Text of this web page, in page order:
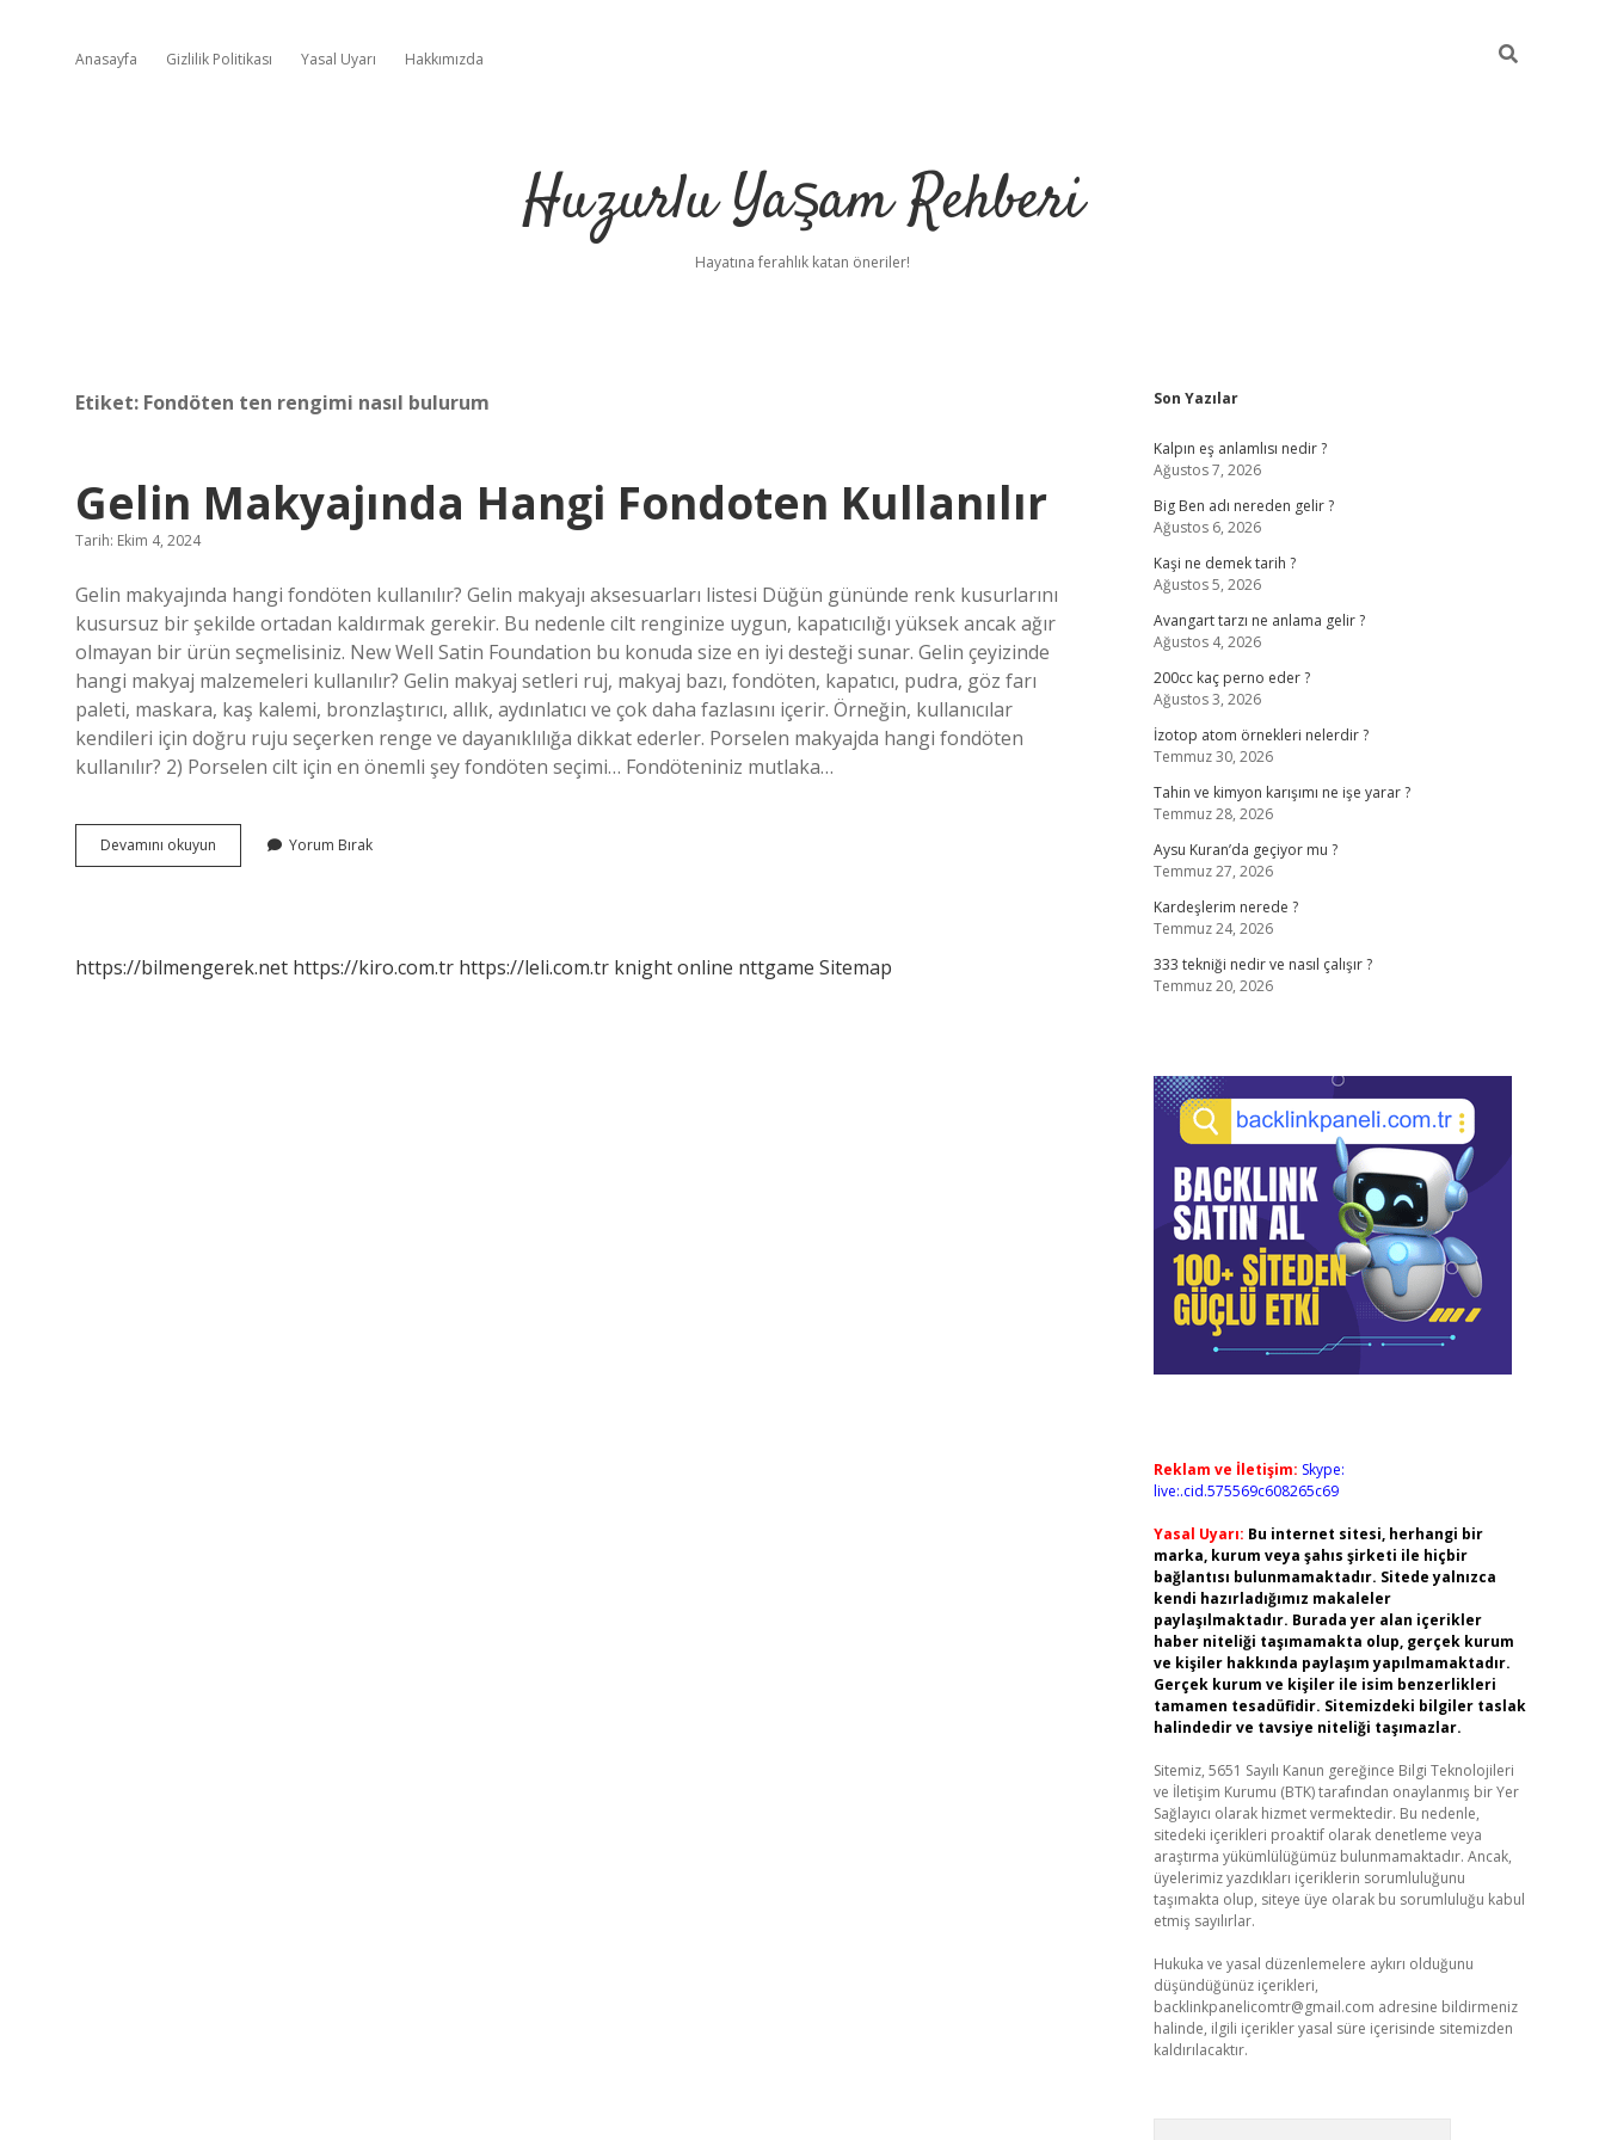
Anasayfa Gizlilik Politikası Yasal Uyarı Hakkımızda
Huzurlu Yaşam Rehberi
Hayatına ferahlık katan öneriler!
Etiket: Fondöten ten rengimi nasıl bulurum
Gelin Makyajında Hangi Fondoten Kullanılır
Tarih: Ekim 4, 2024
Gelin makyajında hangi fondöten kullanılır? Gelin makyajı aksesuarları listesi Düğün gününde renk kusurlarını
kusursuz bir şekilde ortadan kaldırmak gerekir. Bu nedenle cilt renginize uygun, kapatıcılığı yüksek ancak ağır
olmayan bir ürün seçmelisiniz. New Well Satin Foundation bu konuda size en iyi desteği sunar. Gelin çeyizinde
hangi makyaj malzemeleri kullanılır? Gelin makyaj setleri ruj, makyaj bazı, fondöten, kapatıcı, pudra, göz farı
paleti, maskara, kaş kalemi, bronzlaştırıcı, allık, aydınlatıcı ve çok daha fazlasını içerir. Örneğin, kullanıcılar
kendileri için doğru ruju seçerken renge ve dayanıklılığa dikkat ederler. Porselen makyajda hangi fondöten
kullanılır? 2) Porselen cilt için en önemli şey fondöten seçimi… Fondöteniniz mutlaka…
Devamını okuyun
Makyajında
Yorum Bırak
https://bilmengerek.net https://kiro.com.tr https://leli.com.tr knight online nttgame Sitemap
Sidebar
Son Yazılar
Kalpın eş anlamlısı nedir ?
Ağustos 7, 2026
Big Ben adı nereden gelir ?
Ağustos 6, 2026
Kaşi ne demek tarih ?
Ağustos 5, 2026
Avangart tarzı ne anlama gelir ?
Ağustos 4, 2026
200cc kaç perno eder ?
Ağustos 3, 2026
İzotop atom örnekleri nelerdir ?
Temmuz 30, 2026
Tahin ve kimyon karışımı ne işe yarar ?
Temmuz 28, 2026
Aysu Kuran’da geçiyor mu ?
Temmuz 27, 2026
Kardeşlerim nerede ?
Temmuz 24, 2026
333 tekniği nedir ve nasıl çalışır ?
Temmuz 20, 2026
Reklam ve İletişim: Skype:
live:.cid.575569c608265c69
Yasal Uyarı: Bu internet sitesi, herhangi bir
marka, kurum veya şahıs şirketi ile hiçbir
bağlantısı bulunmamaktadır. Sitede yalnızca
kendi hazırladığımız makaleler
paylaşılmaktadır. Burada yer alan içerikler
haber niteliği taşımamakta olup, gerçek kurum
ve kişiler hakkında paylaşım yapılmamaktadır.
Gerçek kurum ve kişiler ile isim benzerlikleri
tamamen tesadüfidir. Sitemizdeki bilgiler taslak
halindedir ve tavsiye niteliği taşımazlar.
Sitemiz, 5651 Sayılı Kanun gereğince Bilgi Teknolojileri
ve İletişim Kurumu (BTK) tarafından onaylanmış bir Yer
Sağlayıcı olarak hizmet vermektedir. Bu nedenle,
sitedeki içerikleri proaktif olarak denetleme veya
araştırma yükümlülüğümüz bulunmamaktadır. Ancak,
üyelerimiz yazdıkları içeriklerin sorumluluğunu
taşımakta olup, siteye üye olarak bu sorumluluğu kabul
etmiş sayılırlar.
Hukuka ve yasal düzenlemelere aykırı olduğunu
düşündüğünüz içerikleri,
backlinkpanelicomtr@gmail.com adresine bildirmeniz
halinde, ilgili içerikler yasal süre içerisinde sitemizden
kaldırılacaktır.